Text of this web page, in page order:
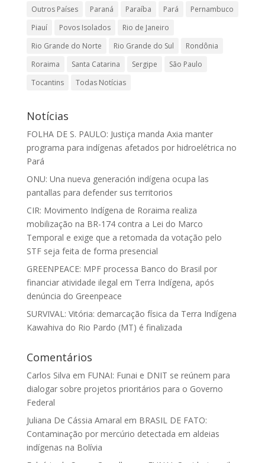
Outros Países
Paraná Paraíba Pará
Pernambuco
Piauí
Povos Isolados
Rio de Janeiro
Rio Grande do Norte
Rio Grande do Sul
Rondônia
Roraima
Santa Catarina Sergipe
São Paulo
Tocantins
Todas Notícias
Notícias
FOLHA DE S. PAULO: Justiça manda Axia manter
programa para indígenas afetados por hidroelétrica no
Pará
ONU: Una nueva generación indígena ocupa las
pantallas para defender sus territorios
CIR: Movimento Indígena de Roraima realiza
mobilização na BR-174 contra a Lei do Marco
Temporal e exige que a retomada da votação pelo
STF seja feita de forma presencial
GREENPEACE: MPF processa Banco do Brasil por
financiar atividade ilegal em Terra Indígena, após
denúncia do Greenpeace
SURVIVAL: Vitória: demarcação física da Terra Indígena
Kawahiva do Rio Pardo (MT) é finalizada
Comentários
Carlos Silva em FUNAI: Funai e DNIT se reúnem para
dialogar sobre projetos prioritários para o Governo
Federal
Juliana De Cássia Amaral em BRASIL DE FATO:
Contaminação por mercúrio detectada em aldeias
indígenas na Bolívia